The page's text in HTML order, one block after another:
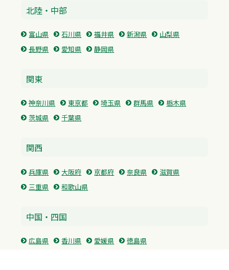
北陸・中部
富山県 石川県 福井県 新潟県
山梨県
長野県
愛知県 静岡県
関東
神奈川県 東京都 埼玉県 群馬県
栃木県
茨城県
千葉県
関西
兵庫県 大阪府 京都府 奈良県
滋賀県
三重県
和歌山県
中国・四国
広島県 香川県 愛媛県 徳島県